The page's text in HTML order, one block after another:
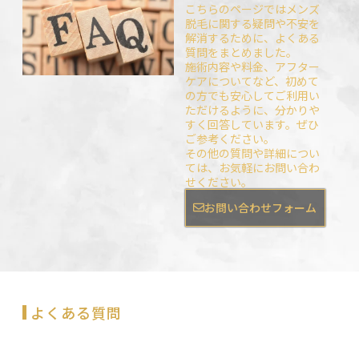
こちらのページではメンズ
脱毛に関する疑問や不安を
解消するために、よくある
質問をまとめました。
施術内容や料金、アフター
ケアについてなど、初めて
の方でも安心してご利用い
ただけるように、分かりや
すく回答しています。ぜひ
ご参考ください。
その他の質問や詳細につい
ては、お気軽にお問い合わ
せください。
お問い合わせフォーム
よくある質問